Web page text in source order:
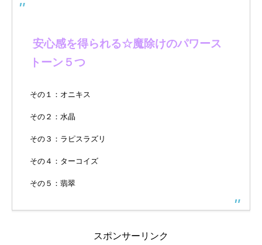
安心感を得られる☆魔除けのパワース
トーン５つ
その１：オニキス
その２：水晶
その３：ラピスラズリ
その４：ターコイズ
その５：翡翠
スポンサーリンク